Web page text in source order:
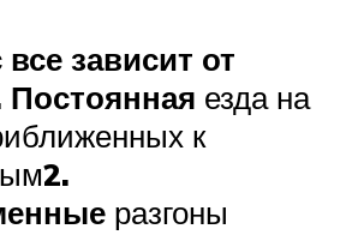
зависит от
Постоянная езда на
к
2.
разгоны